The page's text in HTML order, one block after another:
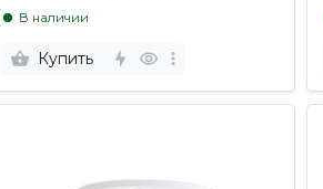
В наличии
Купить